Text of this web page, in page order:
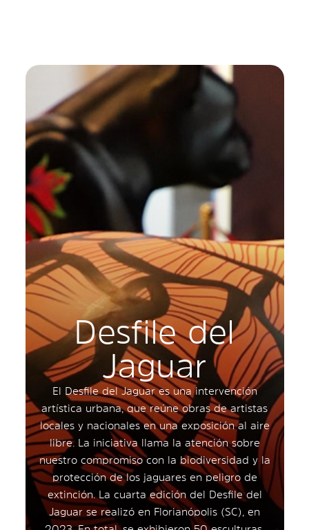
Desfile del
Jaguar
El Desfile del Jaguar es una intervención
artística urbana, que reúne obras de artistas
locales y nacionales en una exposición al aire
libre. La iniciativa llama la atención sobre
nuestro compromiso con la biodiversidad y la
protección de los jaguares en peligro de
extinción. La cuarta edición del Desfile del
Jaguar se realizó en Florianópolis (SC), en